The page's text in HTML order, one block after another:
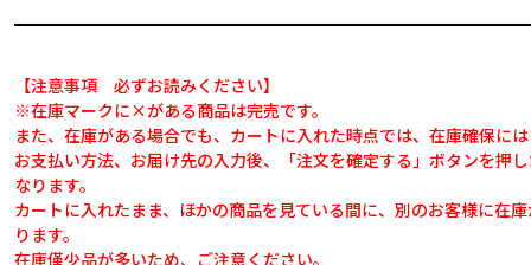
【注意事項 必ずお読みください】
※在庫マークに×がある商品は完売です。
また、在庫がある場合でも、カートに入れた時点では、在庫確保には
お支払い方法、お届け先の入力後、「注文を確定する」ボタンを押
なります。
カートに入れたまま、ほかの商品を見ている間に、別のお客様に在
ります。
在庫僅少品が多いため、ご注意ください。